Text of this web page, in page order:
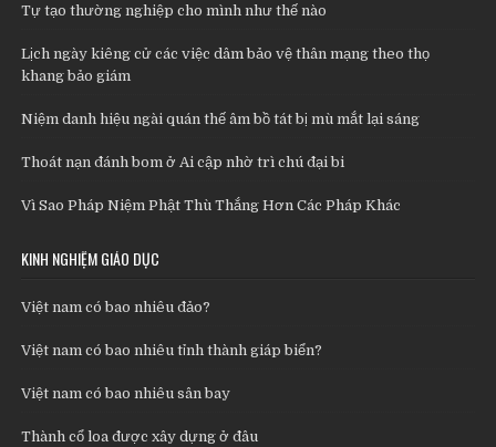
Tự tạo thường nghiệp cho mình như thế nào
Lịch ngày kiêng cử các việc dâm bảo vệ thân mạng theo thọ
khang bảo giám
Niệm danh hiệu ngài quán thế âm bồ tát bị mù mắt lại sáng
Thoát nạn đánh bom ở Ai cập nhờ trì chú đại bi
Vì Sao Pháp Niệm Phật Thù Thắng Hơn Các Pháp Khác
KINH NGHIỆM GIÁO DỤC
Việt nam có bao nhiêu đảo?
Việt nam có bao nhiêu tỉnh thành giáp biển?
Việt nam có bao nhiêu sân bay
Thành cổ loa được xây dựng ở đâu